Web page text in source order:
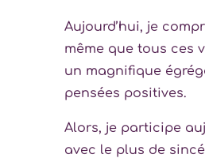
Aujourd’hui, je
même que tous ces
un magnifique
pensées positives.
Alors, je participe
avec le plus de